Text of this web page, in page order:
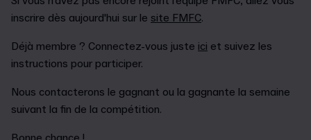
inscrire dès aujourd'hui sur le site FMFC.
Déjà membre ? Connectez-vous juste ici et suivez les
instructions pour participer.
Nous contacterons le gagnant ou la gagnante la semaine
suivant la fin de la compétition.